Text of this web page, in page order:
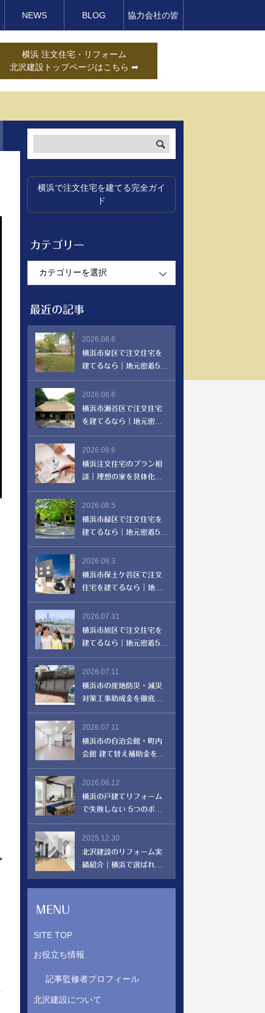
NEWS BLOG 協力会社の皆
様へ
横浜 注文住宅・リフォーム
北沢建設トップページはこちら ➡
横浜で注文住宅を建てる完全ガイ
ド
カテゴリー
最近の記事
2026.08.6
横浜市泉区で注文住宅を
建てるなら｜地元密着55
リアの特徴と家づくり
2026.08.6
横浜市瀬谷区で注文住宅
を建てるなら｜地元密着5
リアの特徴と家づくり
2026.08.6
横浜注文住宅のプラン相
談｜理想の家を具体化す
2026.08.5
横浜市緑区で注文住宅を
建てるなら｜地元密着55
リアの特徴と家づくり
2026.08.3
横浜市保土ケ谷区で注文
住宅を建てるなら｜地元
えるエリアの特徴と家づ
くり
2026.07.31
横浜市旭区で注文住宅を
建てるなら｜地元密着55
リアの特徴と家づくり
2026.07.11
横浜市の崖地防災・減災
対策工事助成金を徹底解
2026.07.11
横浜市の自治会館・町内
会館 建て替え補助金を徹
2026.06.12
横浜の戸建てリフォーム
で失敗しない 5つのポイ
2025.12.30
北沢建設のリフォーム実
績紹介｜横浜で選ばれる
MENU
SITE TOP
お役立ち情報
記事監修者プロフィール
北沢建設について